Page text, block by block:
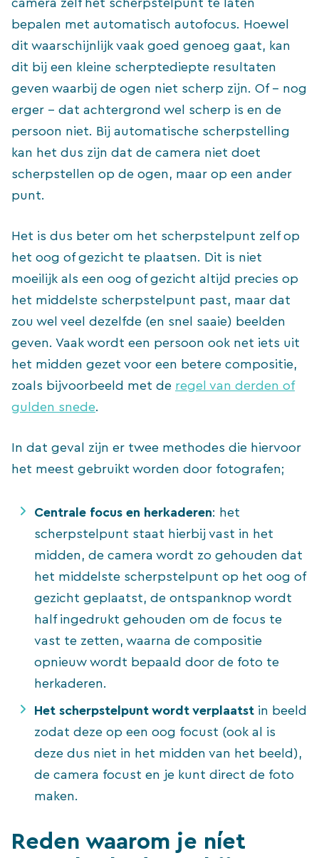
camera zelf het scherpstelpunt te laten
bepalen met automatisch autofocus. Hoewel
dit waarschijnlijk vaak goed genoeg gaat, kan
dit bij een kleine scherptediepte resultaten
geven waarbij de ogen niet scherp zijn. Of – nog
erger – dat achtergrond wel scherp is en de
persoon niet. Bij automatische scherpstelling
kan het dus zijn dat de camera niet doet
scherpstellen op de ogen, maar op een ander
punt.
Het is dus beter om het scherpstelpunt zelf op
het oog of gezicht te plaatsen. Dit is niet
moeilijk als een oog of gezicht altijd precies op
het middelste scherpstelpunt past, maar dat
zou wel veel dezelfde (en snel saaie) beelden
geven. Vaak wordt een persoon ook net iets uit
het midden gezet voor een betere compositie,
zoals bijvoorbeeld met de regel van derden of
gulden snede.
In dat geval zijn er twee methodes die hiervoor
het meest gebruikt worden door fotografen;
Centrale focus en herkaderen: het
scherpstelpunt staat hierbij vast in het
midden, de camera wordt zo gehouden dat
het middelste scherpstelpunt op het oog of
gezicht geplaatst, de ontspanknop wordt
half ingedrukt gehouden om de focus te
vast te zetten, waarna de compositie
opnieuw wordt bepaald door de foto te
herkaderen.
Het scherpstelpunt wordt verplaatst in beeld
zodat deze op een oog focust (ook al is
deze dus niet in het midden van het beeld),
de camera focust en je kunt direct de foto
maken.
Reden waarom je níet